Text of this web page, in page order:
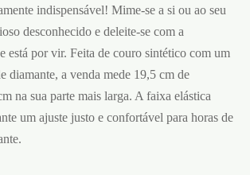
indispensável! Mime-se a si ou ao seu
desconhecido e deleite-se com a
está por vir. Feita de couro sintético com um
diamante, a venda mede 19,5 cm de
na sua parte mais larga. A faixa elástica
um ajuste justo e confortável para horas de